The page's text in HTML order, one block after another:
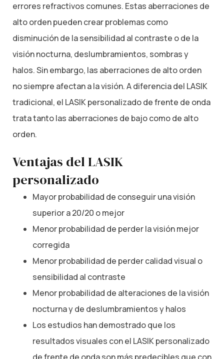
errores refractivos comunes. Estas aberraciones de
alto orden pueden crear problemas como
disminución de la sensibilidad al contraste o de la
visión nocturna, deslumbramientos, sombras y
halos. Sin embargo, las aberraciones de alto orden
no siempre afectan a la visión. A diferencia del LASIK
tradicional, el LASIK personalizado de frente de onda
trata tanto las aberraciones de bajo como de alto
orden.
Ventajas del LASIK
personalizado
Mayor probabilidad de conseguir una visión
superior a 20/20 o mejor
Menor probabilidad de perder la visión mejor
corregida
Menor probabilidad de perder calidad visual o
sensibilidad al contraste
Menor probabilidad de alteraciones de la visión
nocturna y de deslumbramientos y halos
Los estudios han demostrado que los
resultados visuales con el LASIK personalizado